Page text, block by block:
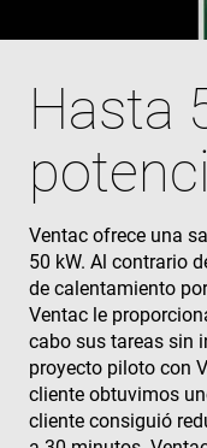
Hasta
Ventac ofrece una
50 kW. Al contrario
de calentamiento
Ventac le
cabo sus tareas sin
proyecto piloto con
cliente obtuvimos
cliente consiguió